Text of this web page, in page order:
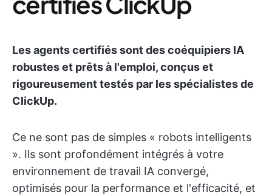
Les agents certifiés sont des coéquipiers IA
robustes et prêts à l'emploi, conçus et
rigoureusement testés par les spécialistes de
ClickUp.
Ce ne sont pas de simples « robots intelligents
». Ils sont profondément intégrés à votre
environnement de travail IA convergé,
optimisés pour la performance et l'efficacité, et